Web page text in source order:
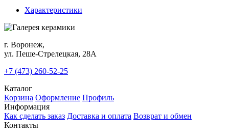
Характеристики
г. Воронеж,
ул. Пеше-Cтрелецкая, 28А
+7 (473) 260-52-25
Каталог
Корзина Оформление Профиль
Информация
Как сделать заказ Доставка и оплата Возврат и обмен
Контакты